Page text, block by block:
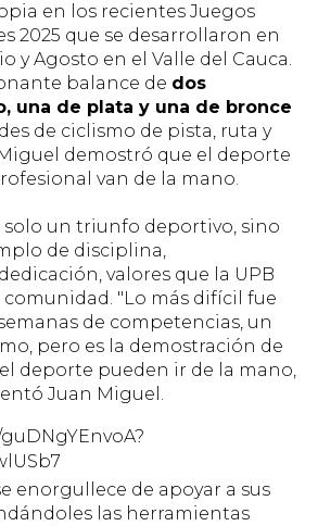
en los recientes Juegos
2025 que se desarrollaron en
y Agosto en el Valle del Cauca.
balance de dos
una de plata y una de bronce
de ciclismo de pista, ruta y
demostró que el deporte
van de la mano.
solo un triunfo deportivo, sino
de disciplina,
valores que la UPB
"Lo más difícil fue
de competencias, un
pero es la demostración de
deporte pueden ir de la mano,
Juan Miguel.
enorgullece de apoyar a sus
las herramientas